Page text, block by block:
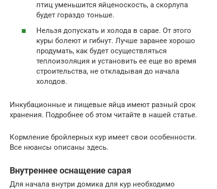
птиц уменьшится яйценоскость, а скорлупа
будет гораздо тоньше.
Нельзя допускать и холода в сарае. От этого
куры болеют и гибнут. Лучше заранее хорошо
продумать, как будет осуществляться
теплоизоляция и установить ее еще во время
строительства, не откладывая до начала
холодов.
Инкубационные и пищевые яйца имеют разный срок
хранения. Подробнее об этом читайте в нашей статье.
Кормление бройлерных кур имеет свои особенности.
Все нюансы описаны здесь.
Внутреннее оснащение сарая
Для начала внутри домика для кур необходимо